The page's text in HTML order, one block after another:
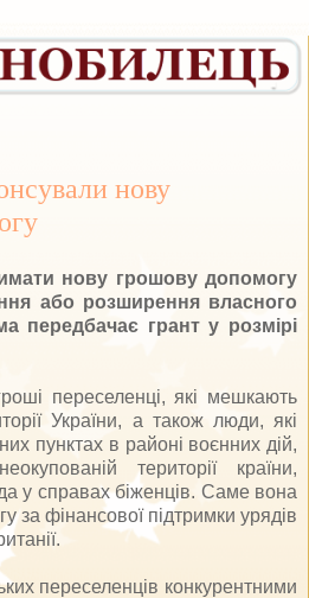
нову
нову грошову допомогу
або розширення власного
передбачає грант у розмірі
переселенці, які мешкають
України, а також люди, які
пунктах в районі воєнних дій,
території країни,
у справах біженців. Саме вона
за фінансової підтримки урядів
переселенців конкурентними